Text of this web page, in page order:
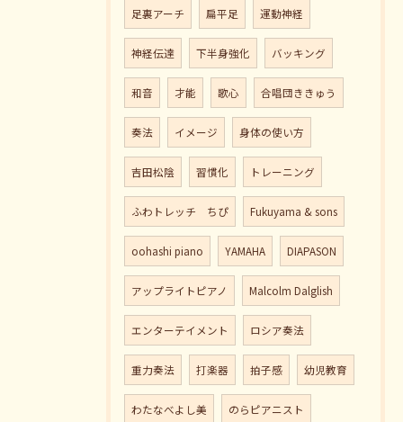
足裏アーチ 扁平足 運動神経
神経伝達 下半身強化 バッキング
和音 才能 歌心 合唱団ききゅう
奏法 イメージ 身体の使い方
吉田松陰 習慣化 トレーニング
ふわトレッチ ちぴ Fukuyama & sons
oohashi piano YAMAHA DIAPASON
アップライトピアノ Malcolm Dalglish
エンターテイメント ロシア奏法
重力奏法 打楽器 拍子感 幼児教育
わたなべよし美 のらピアニスト